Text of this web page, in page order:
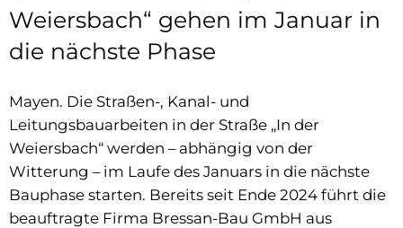
Gruben und Kleinkläranlagen
Wasserzwischenzähler
Entgeltrechner
Downloads und Links
Mayener Kanal
Kontaktformular
Impressum
Betriebsausflug
Baustart Stehbach
Sanierung der Straßen „Stehbach“ und
Digitaler Bauantrag
Öffnungszeiten der Stadtverwaltung Mayen
Vollsperrung Neustraße
Weiersbach“ gehen im Januar in
die nächste Phase
Mayen. Die Straßen-, Kanal- und
Leitungsbauarbeiten in der Straße „In der
Weiersbach“ werden – abhängig von der
Witterung – im Laufe des Januars in die nächste
Bauphase starten. Bereits seit Ende 2024 führt die
beauftragte Firma Bressan-Bau GmbH aus